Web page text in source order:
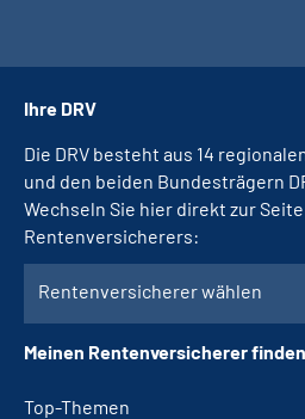
Top-Themen
Ihre DRV
Die DRV besteht aus 14
und den beiden Bundesträgern
Wechseln Sie hier direkt zur
Rentenversicherers:
Rentenversicherer wählen
Meinen Rentenversicherer finden